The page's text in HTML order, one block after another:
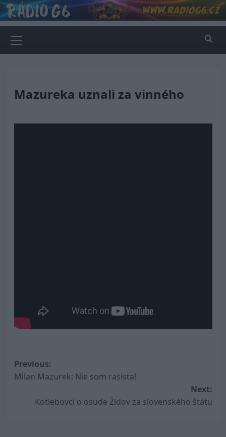
Skip
to
content
Menu
Mazureka uznali za vinného
Post
navigation
Previous:
Milan Mazurek: Nie som rasista!
Next:
Kotlebovci o osude Židov za slovenského štátu